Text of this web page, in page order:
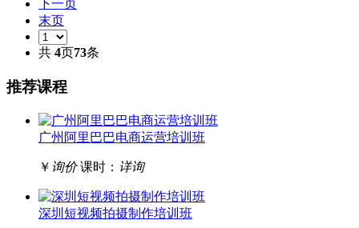
下一页
末页
共 4页73条
推荐课程
广州阿里巴巴电商运营培训班
￥ 询价 课时： 详询
深圳短视频拍摄制作培训班